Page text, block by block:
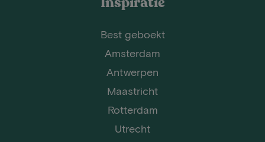
Best geboekt
Amsterdam
Antwerpen
Maastricht
Rotterdam
Utrecht